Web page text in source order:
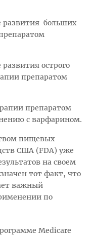
развития больших
острого
препаратом
препаратом
с варфарином.
пищевых
США (FDA) уже
на своем
тот факт, что
важный
по
Medicare